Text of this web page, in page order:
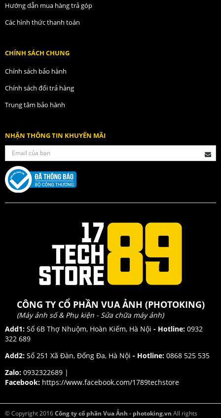
Hướng dẫn mua hàng trả góp
Các hình thức thanh toán
CHÍNH SÁCH CHUNG
Chính sách bảo hành
Chính sách đổi trả hàng
Trung tâm bảo hành
NHẬN THÔNG TIN KHUYẾN MÃI
CÔNG TY CỔ PHẦN VUA ẢNH (PHOTOKING)
(Máy ảnh số & Phụ kiện - Sửa chữa máy ảnh)
Add1: Số 6B Thợ Nhuộm, Hoàn Kiếm, Hà Nội - Hotline: 0932
322 689
Add2: Số 251 Xã Đàn, Đống Đa, Hà Nội - Hotline: 0868 525 535
Zalo: 0932322689 |
Facebook: https://www.facebook.com/1789techstore
© Copyright 2016Công ty cổ phần Vua Ảnh - photoking.vn All rights